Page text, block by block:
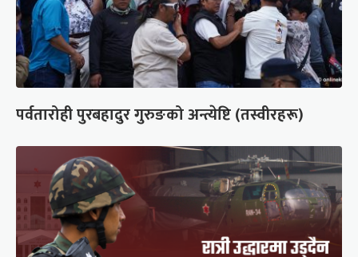
पर्वतारोही पुरबहादुर गुरुङको अन्त्येष्टि (तस्वीरहरू)